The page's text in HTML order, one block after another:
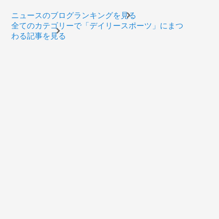
ニュースのブログランキングを見る
全てのカテゴリーで「デイリースポーツ」にまつ
わる記事を見る